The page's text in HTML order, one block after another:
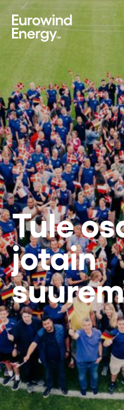
Skip to main content
Tule
jotain